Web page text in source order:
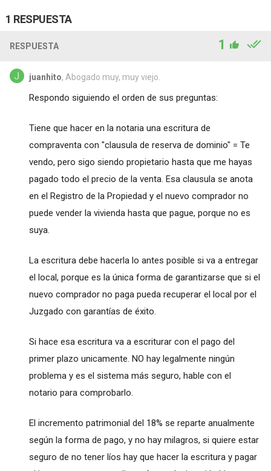
1 RESPUESTA
RESPUESTA 1
juanhito, Abogado muy, muy viejo.
Respondo siguiendo el orden de sus preguntas:
Tiene que hacer en la notaria una escritura de
compraventa con "clausula de reserva de dominio" = Te
vendo, pero sigo siendo propietario hasta que me hayas
pagado todo el precio de la venta. Esa clausula se anota
en el Registro de la Propiedad y el nuevo comprador no
puede vender la vivienda hasta que pague, porque no es
suya.
La escritura debe hacerla lo antes posible si va a entregar
el local, porque es la única forma de garantizarse que si el
nuevo comprador no paga pueda recuperar el local por el
Juzgado con garantías de éxito.
Si hace esa escritura va a escriturar con el pago del
primer plazo unicamente. NO hay legalmente ningún
problema y es el sistema más seguro, hable con el
notario para comprobarlo.
El incremento patrimonial del 18% se reparte anualmente
según la forma de pago, y no hay milagros, si quiere estar
seguro de no tener líos hay que hacer la escritura y pagar